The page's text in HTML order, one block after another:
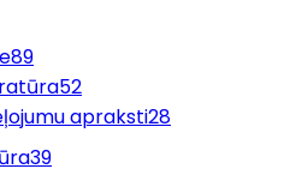
89
52
apraksti28
39